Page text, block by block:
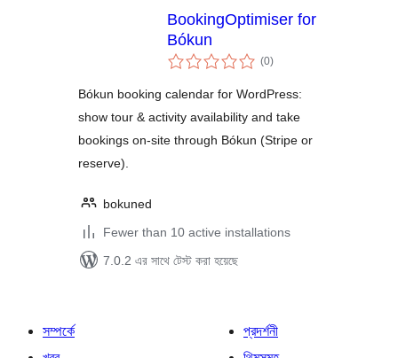
BookingOptimiser for
Bókun
(0total
ratings
)
Bókun booking calendar for WordPress:
show tour & activity availability and take
bookings on-site through Bókun (Stripe or
reserve).
bokuned
Fewer than 10 active installations
7.0.2 এর সাথে টেস্ট করা হয়েছে
সম্পর্কে
প্রদর্শনী